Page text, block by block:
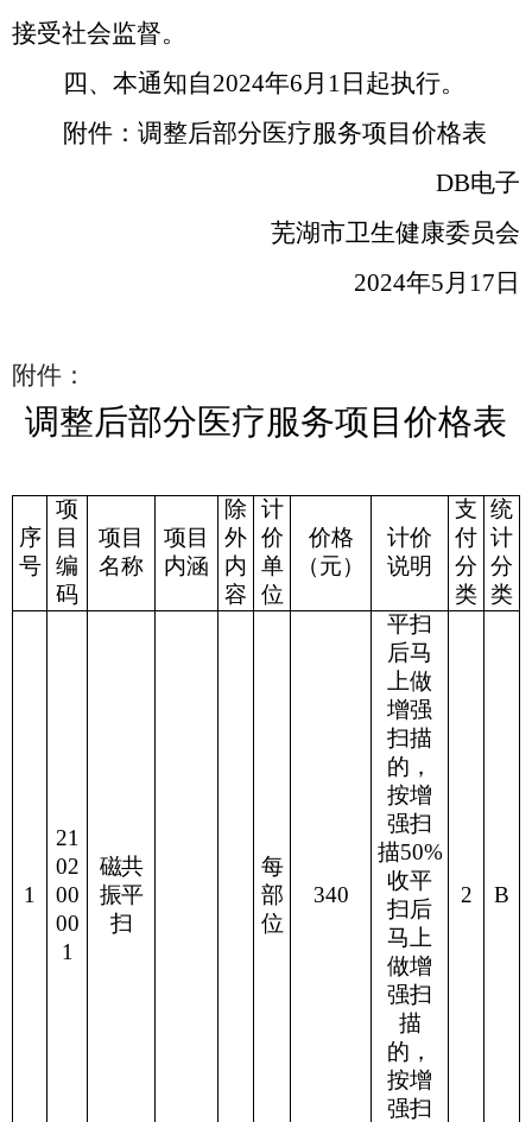
接受社会监督。
四、本通知自2024年6月 1 日起执行。
附件：调整后部分医疗服务项目价格表
DB电子
芜湖市卫生健康委员会
2024年5月 17 日
附件 ：
调整后部分医疗服务项目价格表
序
号
项
目
编
码
项目
名称
项目
内涵
除
外
内
容
计
价
单
位
价格
（元）
计价
说明
支
付
分
类
统
计
分
类
1
21
02
00
00
1
磁共
振平
扫
每
部
位
340
平扫
后马
上做
增强
扫描
的，
按增
强扫
描50%
收平
扫后
马上
做增
强扫
描
的，
按增
强扫
2 B